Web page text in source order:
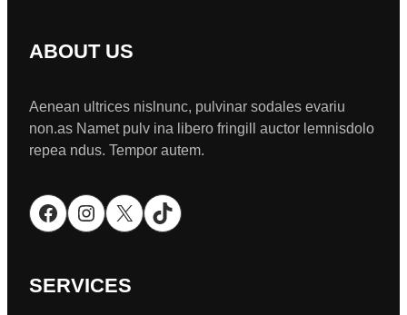
ABOUT US
Aenean ultrices nislnunc, pulvinar sodales evariu
non.as Namet pulv ina libero fringill auctor lemnisdolo
repea ndus. Tempor autem.
Facebook Instagram X TikTok
SERVICES